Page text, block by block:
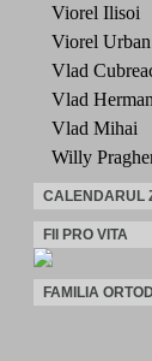
Viorel Ilisoi
Viorel Urban
Vlad
Vlad Herman
Vlad Mihai
Willy
CALENDARUL
FII PRO VITA
FAMILIA